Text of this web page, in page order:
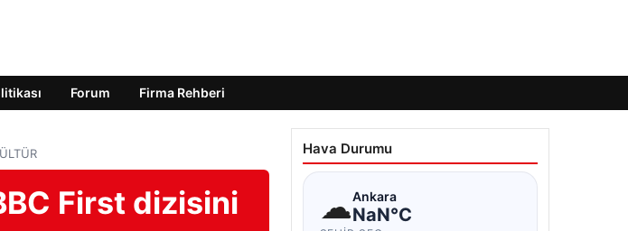
Forum Firma Rehberi
First dizisini
Hava Durumu
☁Ankara
NaN°C